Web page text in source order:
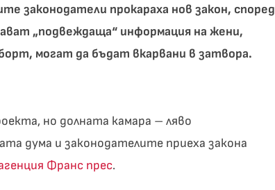
законодатели прокараха нов закон, според
„подвеждаща“ информация на жени,
могат да бъдат вкарвани в затвора.
но долната камара – ляво
дума и законодателите приеха закона
Франс прес.